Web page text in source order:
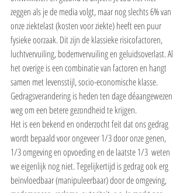
zeggen als je de media volgt, maar nog slechts 6% van
onze ziektelast (kosten voor ziekte) heeft een puur
fysieke oorzaak. Dit zijn de klassieke risicofactoren,
luchtvervuiling, bodemvervuiling en geluidsoverlast. Al
het overige is een combinatie van factoren en hangt
samen met levensstijl, socio-economische klasse.
Gedragsverandering is heden ten dage déaangewezen
weg om een betere gezondheid te krijgen.
Het is een bekend en onderzocht feit dat ons gedrag
wordt bepaald voor ongeveer 1/3 door onze genen,
1/3 omgeving en opvoeding en de laatste 1/3  weten
we eigenlijk nog niet. Tegelijkertijd is gedrag ook erg
beïnvloedbaar (manipuleerbaar) door de omgeving,